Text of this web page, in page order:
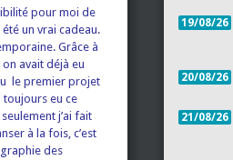
pour moi de
été un vrai cadeau.
Grâce à
on avait déjà eu
le premier projet
toujours eu ce
j’ai fait
à la fois, c’est
des
19/08/26
20/08/26
21/08/26